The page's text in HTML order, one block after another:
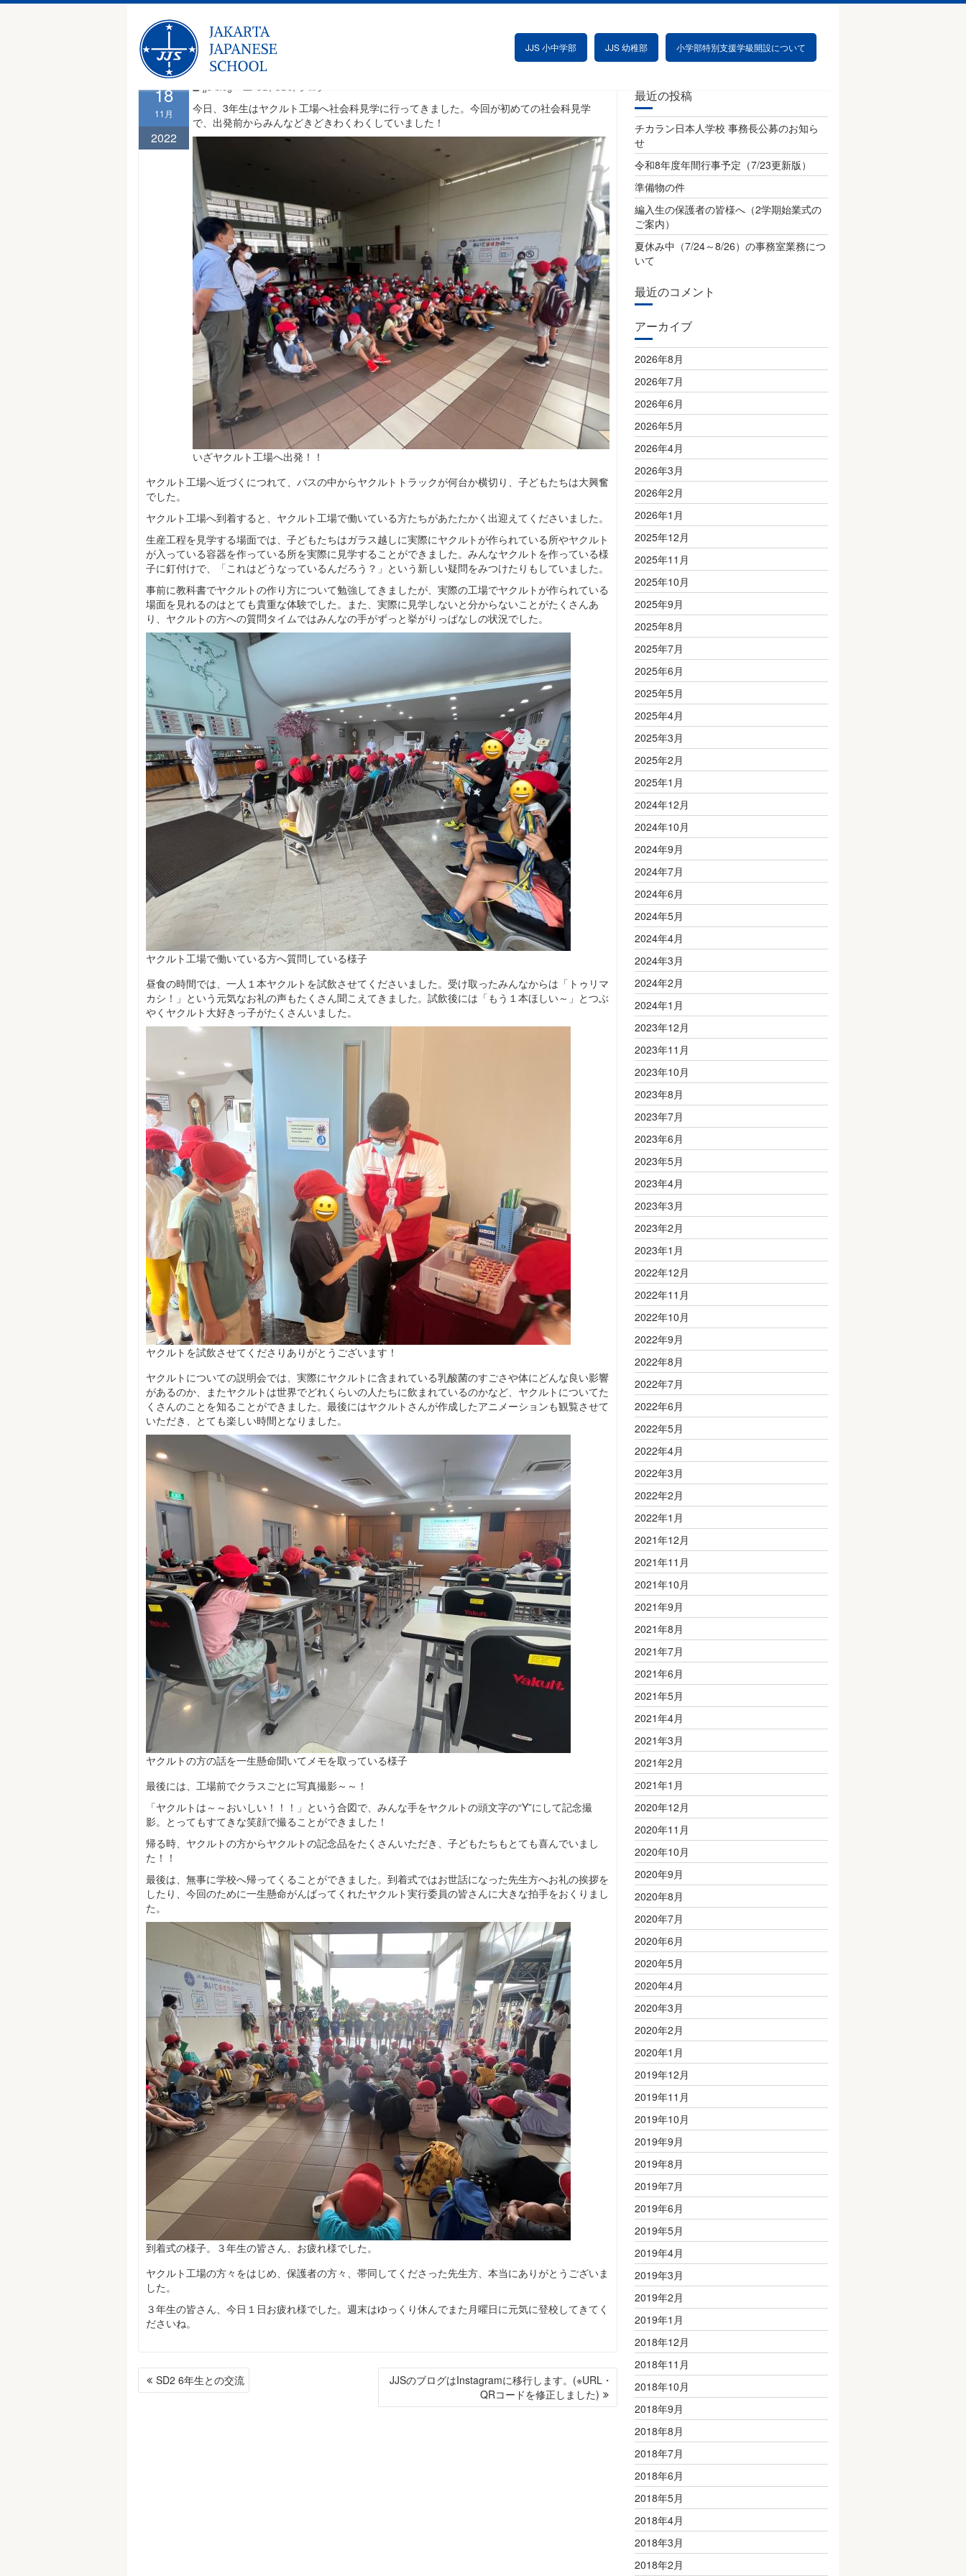
content
JJS 小中学部 JJS 幼稚部 小学部特別支援学級開設について
SD3 ヤクルト工場へ行ってきました！
18
11月
2022
jjs-blog SD, SD3, ブログ
今日、3年生はヤクルト工場へ社会科見学に行ってきました。今回が初めての社会科見学
で、出発前からみんなどきどきわくわくしていました！
いざヤクルト工場へ出発！！
ヤクルト工場へ近づくにつれて、バスの中からヤクルトトラックが何台か横切り、子どもたちは大興奮
でした。
ヤクルト工場へ到着すると、ヤクルト工場で働いている方たちがあたたかく出迎えてくださいました。
生産工程を見学する場面では、子どもたちはガラス越しに実際にヤクルトが作られている所やヤクルト
が入っている容器を作っている所を実際に見学することができました。みんなヤクルトを作っている様
子に釘付けで、「これはどうなっているんだろう？」という新しい疑問をみつけたりもしていました。
事前に教科書でヤクルトの作り方について勉強してきましたが、実際の工場でヤクルトが作られている
場面を見れるのはとても貴重な体験でした。また、実際に見学しないと分からないことがたくさんあ
り、ヤクルトの方への質問タイムではみんなの手がずっと挙がりっぱなしの状況でした。
ヤクルト工場で働いている方へ質問している様子
昼食の時間では、一人１本ヤクルトを試飲させてくださいました。受け取ったみんなからは「トゥリマ
カシ！」という元気なお礼の声もたくさん聞こえてきました。試飲後には「もう１本ほしい～」とつぶ
やくヤクルト大好きっ子がたくさんいました。
ヤクルトを試飲させてくださりありがとうございます！
ヤクルトについての説明会では、実際にヤクルトに含まれている乳酸菌のすごさや体にどんな良い影響
があるのか、またヤクルトは世界でどれくらいの人たちに飲まれているのかなど、ヤクルトについてた
くさんのことを知ることができました。最後にはヤクルトさんが作成したアニメーションも観覧させて
いただき、とても楽しい時間となりました。
ヤクルトの方の話を一生懸命聞いてメモを取っている様子
最後には、工場前でクラスごとに写真撮影～～！
「ヤクルトは～～おいしい！！！」という合図で、みんな手をヤクルトの頭文字の“Y”にして記念撮
影。とってもすてきな笑顔で撮ることができました！
帰る時、ヤクルトの方からヤクルトの記念品をたくさんいただき、子どもたちもとても喜んでいまし
た！！
最後は、無事に学校へ帰ってくることができました。到着式ではお世話になった先生方へお礼の挨拶を
したり、今回のために一生懸命がんばってくれたヤクルト実行委員の皆さんに大きな拍手をおくりまし
た。
到着式の様子。３年生の皆さん、お疲れ様でした。
ヤクルト工場の方々をはじめ、保護者の方々、帯同してくださった先生方、本当にありがとうございま
した。
３年生の皆さん、今日１日お疲れ様でした。週末はゆっくり休んでまた月曜日に元気に登校してきてく
ださいね。
投
稿
SD2 6年生との交流
JJSのブログはInstagramに移行します。(※URL・
QRコードを修正しました)
最近の投稿
チカラン日本人学校 事務長公募のお知ら
せ
令和8年度年間行事予定（7/23更新版）
準備物の件
編入生の保護者の皆様へ（2学期始業式の
ご案内）
夏休み中（7/24～8/26）の事務室業務につ
いて
最近のコメント
アーカイブ
2026年8月
2026年7月
2026年6月
2026年5月
2026年4月
2026年3月
2026年2月
2026年1月
2025年12月
2025年11月
2025年10月
2025年9月
2025年8月
2025年7月
2025年6月
2025年5月
2025年4月
2025年3月
2025年2月
2025年1月
2024年12月
2024年10月
2024年9月
2024年7月
2024年6月
2024年5月
2024年4月
2024年3月
2024年2月
2024年1月
2023年12月
2023年11月
2023年10月
2023年8月
2023年7月
2023年6月
2023年5月
2023年4月
2023年3月
2023年2月
2023年1月
2022年12月
2022年11月
2022年10月
2022年9月
2022年8月
2022年7月
2022年6月
2022年5月
2022年4月
2022年3月
2022年2月
2022年1月
2021年12月
2021年11月
2021年10月
2021年9月
2021年8月
2021年7月
2021年6月
2021年5月
2021年4月
2021年3月
2021年2月
2021年1月
2020年12月
2020年11月
2020年10月
2020年9月
2020年8月
2020年7月
2020年6月
2020年5月
2020年4月
2020年3月
2020年2月
2020年1月
2019年12月
2019年11月
2019年10月
2019年9月
2019年8月
2019年7月
2019年6月
2019年5月
2019年4月
2019年3月
2019年2月
2019年1月
2018年12月
2018年11月
2018年10月
2018年9月
2018年8月
2018年7月
2018年6月
2018年5月
2018年4月
2018年3月
2018年2月